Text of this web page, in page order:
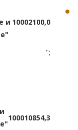
и 10002100,0
";
100010854,3